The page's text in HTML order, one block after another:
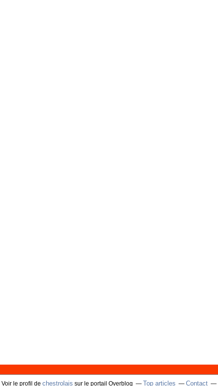
Voir le profil de chestrolais sur le portail Overblog Top articles Contact